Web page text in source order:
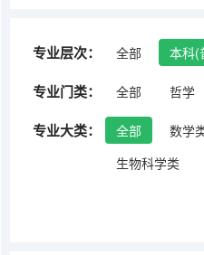
专业层次： 全部 本科(
专业门类： 全部 哲学
专业大类： 全部 数学
生物科学类